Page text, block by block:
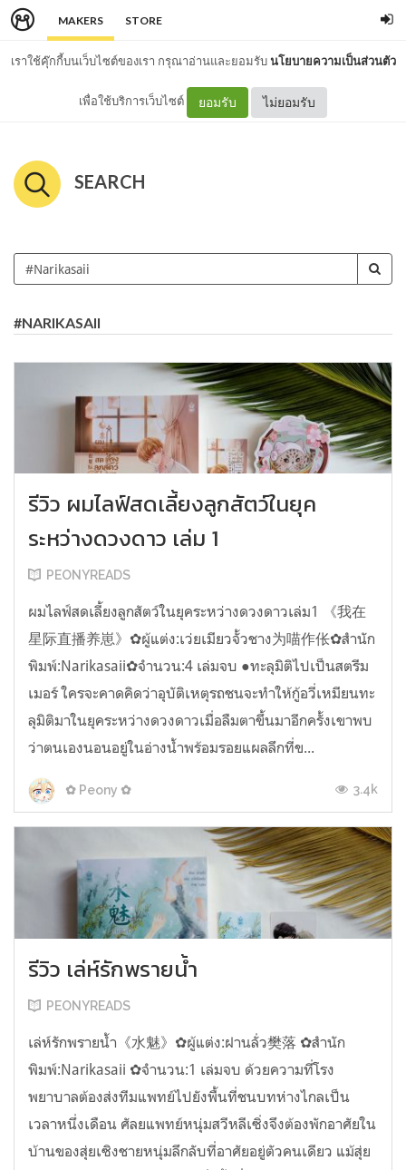
MAKERS STORE
เราใช้คุ๊กกี้บนเว็บไซต์ของเรา กรุณาอ่านและยอมรับนโยบายความเป็นส่วนตัว
เพื่อใช้บริการเว็บไซต์ ยอมรับ ไม่ยอมรับ
SEARCH
#NARIKASAII
รีวิว ผมไลฟ์สดเลี้ยงลูกสัตว์ในยุค
ระหว่างดวงดาว เล่ม 1
PEONYREADS
ผมไลฟ์สดเลี้ยงลูกสัตว์ในยุคระหว่างดวงดาวเล่ม1 《我在
星际直播养崽》✿ผู้แต่ง:เว่ยเมียวจั้วชาง为喵作伥✿สำนัก
พิมพ์:Narikasaii✿จำนวน:4 เล่มจบ ●ทะลุมิติไปเป็นสตรีม
เมอร์ ใครจะคาดคิดว่าอุบัติเหตุรถชนจะทำให้กู้อวี่เหมียนทะ
ลุมิติมาในยุคระหว่างดวงดาวเมื่อลืมตาขึ้นมาอีกครั้งเขาพบ
ว่าตนเองนอนอยู่ในอ่างน้ำพร้อมรอยแผลลึกที่ข...
✿ Peony ✿ 3.4k
รีวิว เล่ห์รักพรายน้ำ
PEONYREADS
เล่ห์รักพรายน้ำ《水魅》✿ผู้แต่ง:ฝานลั่ว樊落 ✿สำนัก
พิมพ์:Narikasaii ✿จำนวน:1 เล่มจบ ด้วยความที่โรง
พยาบาลต้องส่งทีมแพทย์ไปยังพื้นที่ชนบทห่างไกลเป็น
เวลาหนึ่งเดือน ศัลยแพทย์หนุ่มสวีหลีเซิ่งจึงต้องพักอาศัยใน
บ้านของสุ่ยเซิงชายหนุ่มลึกลับที่อาศัยอยู่ตัวคนเดียว แม้สุ่ย